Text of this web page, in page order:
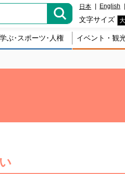
日本 English
文字サイズ 大
学ぶ･スポーツ･人権 イベント・観